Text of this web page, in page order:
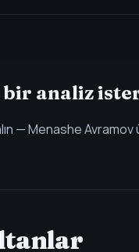
analiz
— Menashe